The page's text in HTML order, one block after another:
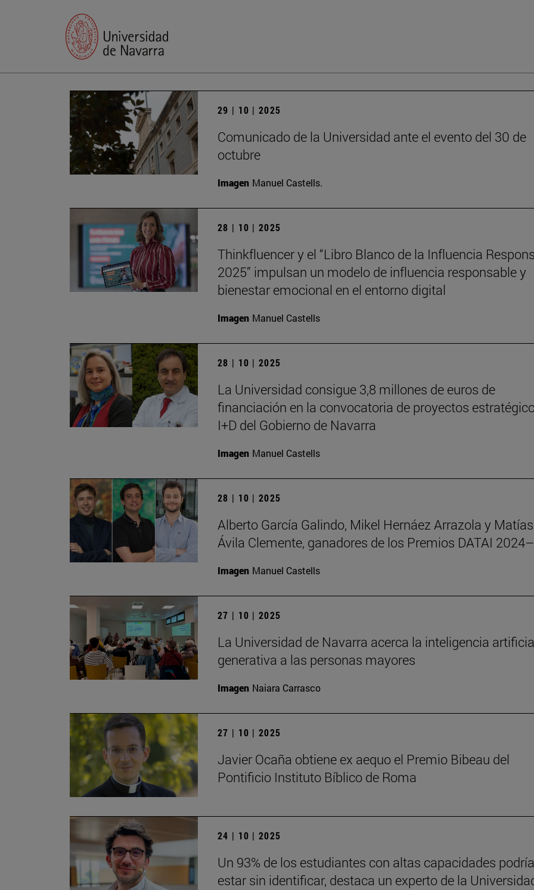
29 | 10 | 2025
Comunicado de la Universidad ante el evento del 30 de
octubre
Imagen Manuel Castells.
28 | 10 | 2025
Thinkfluencer y el “Libro Blanco de la Influencia
2025” impulsan un modelo de influencia responsable y
bienestar emocional en el entorno digital
Imagen Manuel Castells
28 | 10 | 2025
La Universidad consigue 3,8 millones de euros de
financiación en la convocatoria de proyectos
I+D del Gobierno de Navarra
Imagen Manuel Castells
28 | 10 | 2025
Alberto García Galindo, Mikel Hernáez Arrazola y Matías
Ávila Clemente, ganadores de los Premios DATAI
Imagen Manuel Castells
27 | 10 | 2025
La Universidad de Navarra acerca la inteligencia
generativa a las personas mayores
Imagen Naiara Carrasco
27 | 10 | 2025
Javier Ocaña obtiene ex aequo el Premio Bibeau del
Pontificio Instituto Bíblico de Roma
24 | 10 | 2025
Un 93% de los estudiantes con altas capacidades
estar sin identificar, destaca un experto de la